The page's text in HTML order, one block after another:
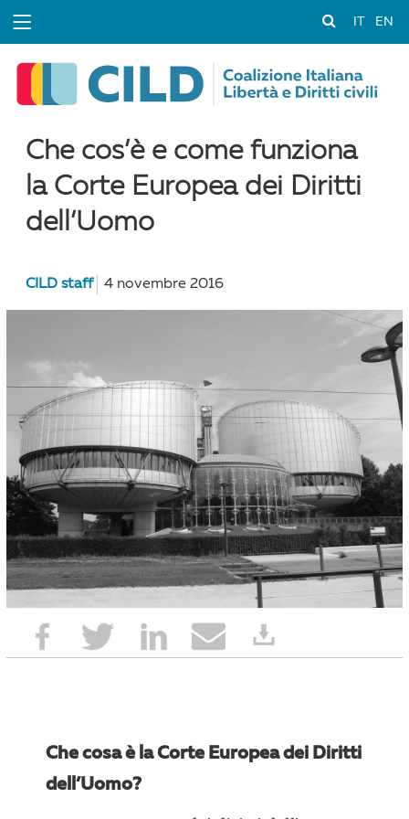
EN
Che cos’è e come funziona
la Corte Europea dei Diritti
dell’Uomo
CILD staff 4 novembre 2016
Che cosa è la Corte Europea dei Diritti
dell’Uomo?